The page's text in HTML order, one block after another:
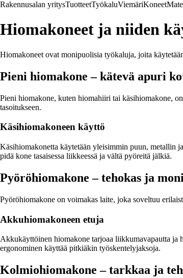
Rakennusalan yritysTuotteetTyökaluViemäriKoneet
Hiomakoneet ja niiden
Hiomakoneet ovat monipuolisia työkaluja, joita
Pieni hiomakone – kätevä apuri
Pieni hiomakone, kuten hiomahiiri tai käsihiomakone,
tasoitukseen.
Käsihiomakoneen käyttö
Käsihiomakonetta käytetään yleisimmin puun, metallin
pidä kone tasaisessa liikkeessä ja vältä pyöreitä jälkiä.
Pyöröhiomakone – tehokas ja
Pyöröhiomakone on voimakas laite, joka soveltuu
Akkuhiomakoneen etuja
Akkukäyttöinen hiomakone tarjoaa liikkumavapautta ja
ergonominen käyttää pitkiäkin työskentelyjaksoja.
Kolmiohiomakone – tarkkaa ja